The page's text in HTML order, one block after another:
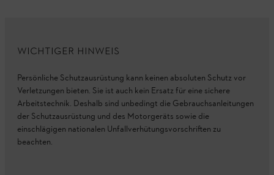
WICHTIGER HINWEIS
Persönliche Schutzausrüstung kann keinen absoluten Schutz vor
Verletzungen bieten. Sie ist auch kein Ersatz für eine sichere
Arbeitstechnik. Deshalb sind unbedingt die Gebrauchsanleitungen
der Schutzausrüstung und des Motorgeräts sowie die
einschlägigen nationalen Unfallverhütungsvorschriften zu
beachten.